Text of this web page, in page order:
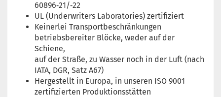
60896‐21/‐22
UL (Underwriters Laboratories) zertifiziert
Keinerlei Transportbeschränkungen
betriebsbereiter Blöcke, weder auf der
Schiene,
auf der Straße, zu Wasser noch in der Luft (nach
IATA, DGR, Satz A67)
Hergestellt in Europa, in unseren ISO 9001
zertifizierten Produktionsstätten